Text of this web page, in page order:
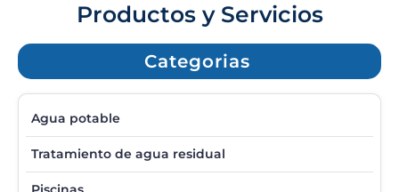
Productos y Servicios
Categorias
Agua potable
Tratamiento de agua residual